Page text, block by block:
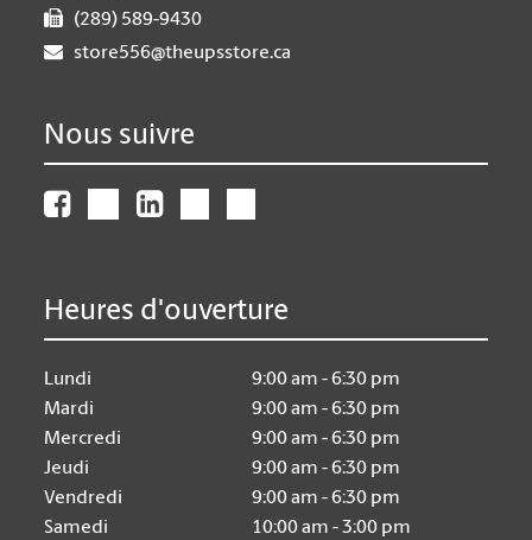
(289) 589-9430
store556@theupsstore.ca
Nous suivre
Heures d'ouverture
Lundi
9:00 am - 6:30 pm
Mardi
9:00 am - 6:30 pm
Mercredi
9:00 am - 6:30 pm
Jeudi
9:00 am - 6:30 pm
Vendredi
9:00 am - 6:30 pm
Samedi
10:00 am - 3:00 pm